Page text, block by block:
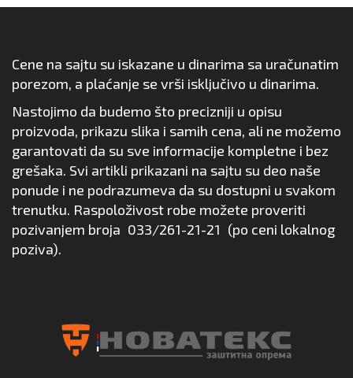
Cene na sajtu su iskazane u dinarima sa uračunatim
porezom, a plaćanje se vrši isključivo u dinarima.
Nastojimo da budemo što precizniji u opisu
proizvoda, prikazu slika i samih cena, ali ne možemo
garantovati da su sve informacije kompletne i bez
grešaka. Svi artikli prikazani na sajtu su deo naše
ponude i ne podrazumeva da su dostupni u svakom
trenutku. Raspoloživost robe možete proveriti
pozivanjem broja 033/261-21-21 (po ceni lokalnog
poziva).